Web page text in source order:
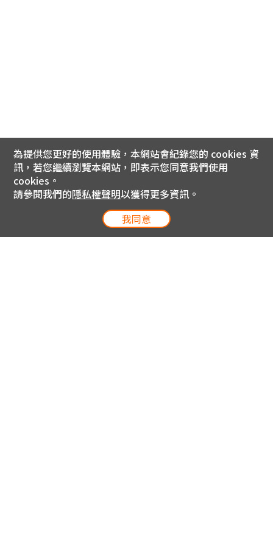
為提供您更好的使用體驗，本網站會紀錄您的 cookies 資
訊，若您繼續瀏覽本網站，即表示您同意我們使用
cookies。
請參閱我們的隱私權聲明以獲得更多資訊。
我同意